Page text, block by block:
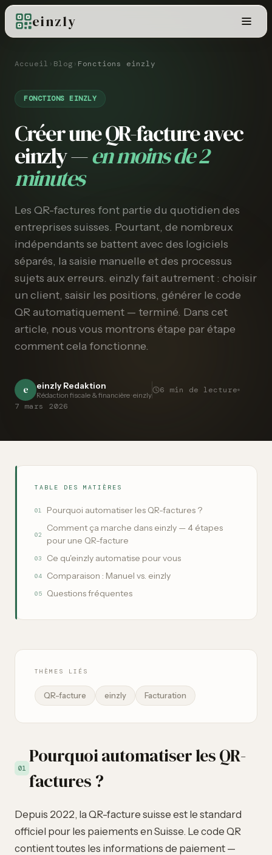
einzly
Accueil › Blog› Fonctions einzly
FONCTIONS EINZLY
Créer une QR-facture avec
einzly —en moins de 2
minutes
Les QR-factures font partie du quotidien des
entreprises suisses. Pourtant, de nombreux
indépendants se battent avec des logiciels
séparés, la saisie manuelle et des processus
sujets aux erreurs. einzly fait autrement : choisir
un client, saisir les positions, générer le code
QR automatiquement — terminé. Dans cet
article, nous vous montrons étape par étape
comment cela fonctionne.
e einzly Redaktion
Rédaction fiscale & financière · einzly
6
min de lecture
7 mars 2026
TABLE DES MATIÈRES
01 Pourquoi automatiser les QR-factures ?
02
Comment ça marche dans einzly — 4 étapes
pour une QR-facture
03 Ce qu'einzly automatise pour vous
04 Comparaison : Manuel vs. einzly
05 Questions fréquentes
THÈMES LIÉS
QR-facture einzly Facturation
01
Pourquoi automatiser les QR-
factures ?
Depuis 2022, la QR-facture suisse est le standard
officiel pour les paiements en Suisse. Le code QR
contient toutes les informations de paiement —